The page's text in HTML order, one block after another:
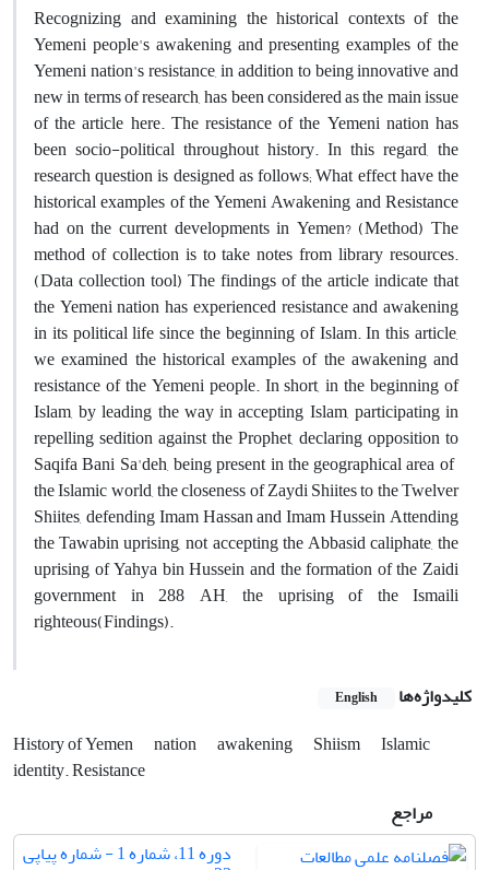
Recognizing and examining the historical contexts of the
Yemeni people's awakening and presenting examples of the
Yemeni nation's resistance, in addition to being innovative and
new in terms of research, has been considered as the main issue
of the article here. The resistance of the Yemeni nation has
been socio-political throughout history. In this regard, the
research question is designed as follows; What effect have the
historical examples of the Yemeni Awakening and Resistance
had on the current developments in Yemen? (Method) The
method of collection is to take notes from library resources.
(Data collection tool) The findings of the article indicate that
the Yemeni nation has experienced resistance and awakening
in its political life since the beginning of Islam. In this article,
we examined the historical examples of the awakening and
resistance of the Yemeni people. In short, in the beginning of
Islam, by leading the way in accepting Islam, participating in
repelling sedition against the Prophet, declaring opposition to
Saqifa Bani Sa'deh, being present in the geographical area of ​​
the Islamic world, the closeness of Zaydi Shiites to the Twelver
Shiites, defending Imam Hassan and Imam Hussein Attending
the Tawabin uprising, not accepting the Abbasid caliphate, the
uprising of Yahya bin Hussein and the formation of the Zaidi
government in 288 AH, the uprising of the Ismaili
righteous(Findings).
کلیدواژه‌ها English
History of Yemen nation awakening Shiism
Islamic
identity. Resistance
مراجع
دوره 11، شماره 1 - شماره پیاپی